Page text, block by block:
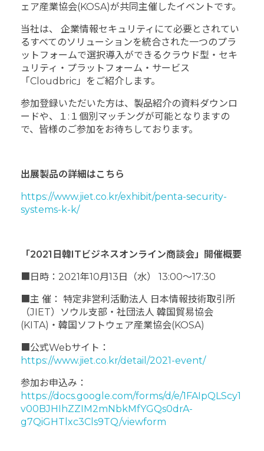
ェア産業協会(KOSA)が共同主催したイベントです。
当社は、 企業情報セキュリティにて必要とされてい
るすべてのソリューションを統合された一つのプラ
ットフォームで選択導入ができるクラウド型・セキ
ュリティ・プラットフォーム・サービス
「Cloudbric」をご紹介します。
参加登録いただいた方は、製品紹介の資料ダウンロ
ードや、１:１個別マッチングが可能となりますの
で、皆様のご参加をお待ちしております。
出展製品の詳細はこちら
https://www.jiet.co.kr/exhibit/penta-security-
systems-k-k/
「2021日韓ITビジネスオンライン商談会」開催概要
■日時：2021年10月13日（水） 13:00～17:30
■主 催： 特定非営利活動法人 日本情報技術取引所
（JIET）ソウル支部・社団法人 韓国貿易協会
(KITA)・韓国ソフトウェア産業協会(KOSA)
■公式Webサイト：
https://www.jiet.co.kr/detail/2021-event/
参加お申込み：
https://docs.google.com/forms/d/e/1FAIpQLScy1
v00BJHIhZZIM2mNbkMfYGQs0drA-
g7QiGHTlxc3Cls9TQ/viewform